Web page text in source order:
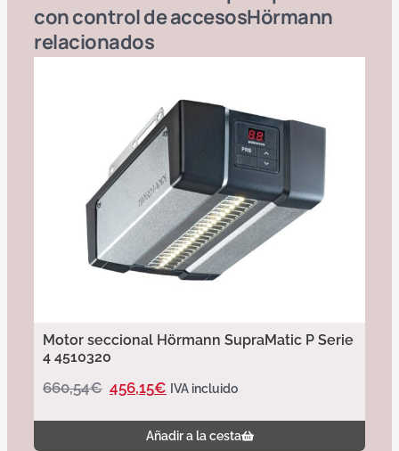
con control de accesosHörmann
relacionados
Motor seccional Hörmann SupraMatic P Serie
4 4510320
660,54€ 456,15€ IVA incluido
Añadir a la cesta